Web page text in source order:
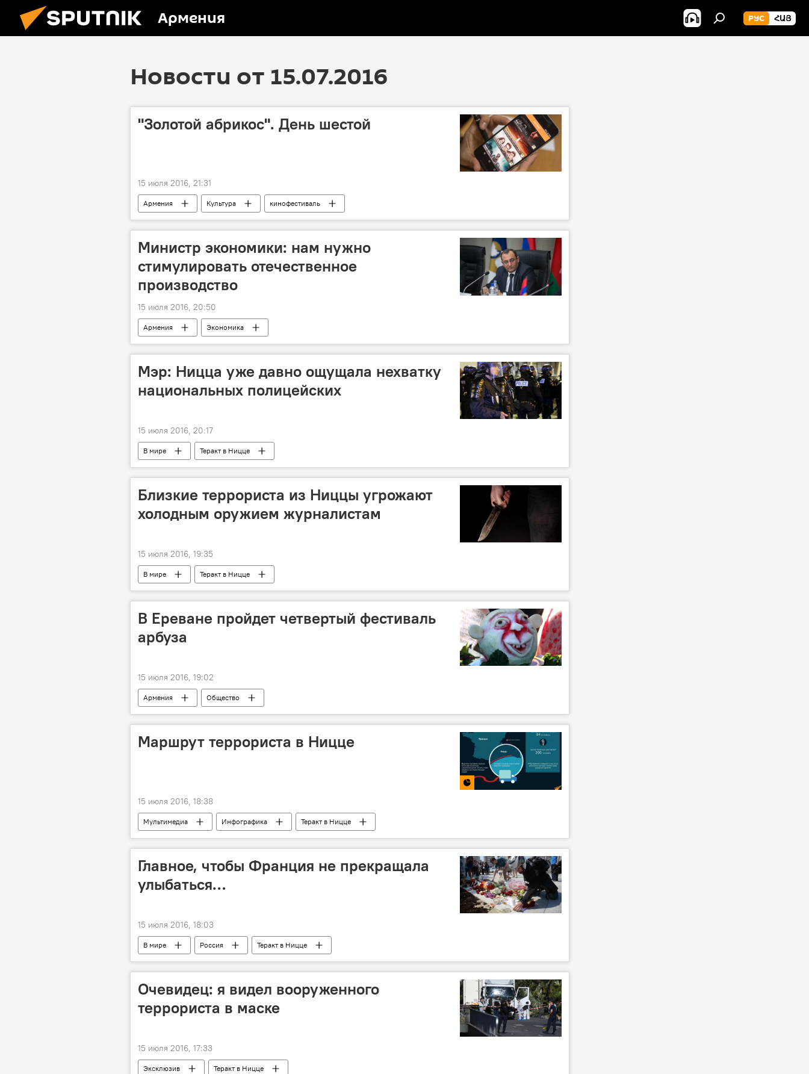
Армения РУС ՀԱՅ
Новости от 15.07.2016
"Золотой абрикос". День шестой
15 июля 2016, 21:31
Армения Культура кинофестиваль
Министр экономики: нам нужно
стимулировать отечественное
производство
15 июля 2016, 20:50
Армения Экономика
Мэр: Ницца уже давно ощущала нехватку
национальных полицейских
15 июля 2016, 20:17
В мире Теракт в Ницце
Близкие террориста из Ниццы угрожают
холодным оружием журналистам
15 июля 2016, 19:35
В мире Теракт в Ницце
В Ереване пройдет четвертый фестиваль
арбуза
15 июля 2016, 19:02
Армения Общество
Маршрут террориста в Ницце
15 июля 2016, 18:38
Мультимедиа Инфографика Теракт в Ницце
Главное, чтобы Франция не прекращала
улыбаться…
15 июля 2016, 18:03
В мире Россия Теракт в Ницце
Очевидец: я видел вооруженного
террориста в маске
15 июля 2016, 17:33
Эксклюзив Теракт в Ницце